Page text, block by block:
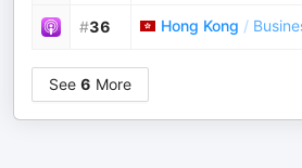
#36 Hong Kong /
See 6 More